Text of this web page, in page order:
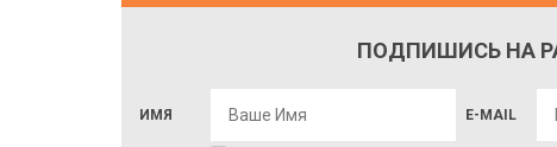
ПОДПИШИСЬ НА
ИМЯ E-MAIL